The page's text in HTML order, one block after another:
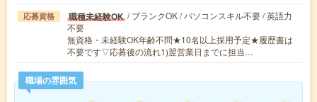
応募資格 職種未経験OK / ブランクOK / パソコンスキル不要 / 英語力
不要
無資格・未経験OK年齢不問★10名以上採用予定★履歴書は
不要です▽応募後の流れ1)翌営業日までに担当…
職場の雰囲気